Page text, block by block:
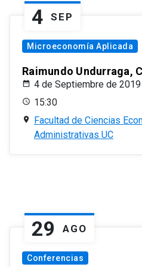
4 SEP
Microeconomía Aplicada
Raimundo Undurraga,
4 de Septiembre de 2019
15:30
Facultad de Ciencias
Administrativas UC
29 AGO
Conferencias